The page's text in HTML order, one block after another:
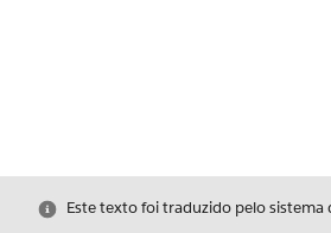
Fechar
Este texto foi traduzido pelo